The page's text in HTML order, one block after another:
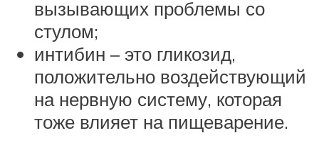
вызывающих проблемы со
стулом;
интибин – это гликозид,
положительно воздействующий
на нервную систему, которая
тоже влияет на пищеварение.